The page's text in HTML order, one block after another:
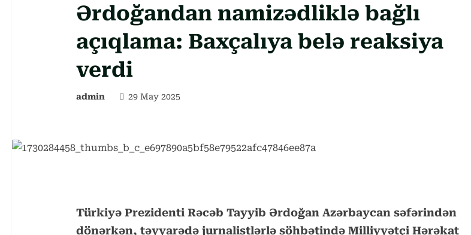
Ərdoğandan namizədliklə bağlı
açıqlama: Baxçalıya belə reaksiya
verdi
admin 29 May 2025
Türkiyə Prezidenti Rəcəb Tayyib Ərdoğan Azərbaycan səfərindən
dönərkən, təyyarədə jurnalistlərlə söhbətində Milliyyətçi Hərəkat